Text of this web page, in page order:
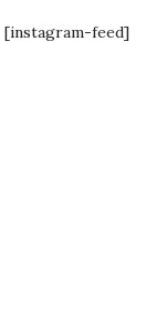
[instagram-feed]